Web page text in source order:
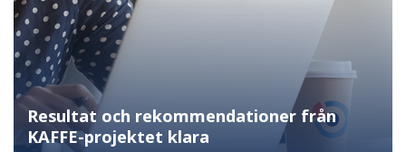
Resultat och rekommendationer från
KAFFE-projektet klara